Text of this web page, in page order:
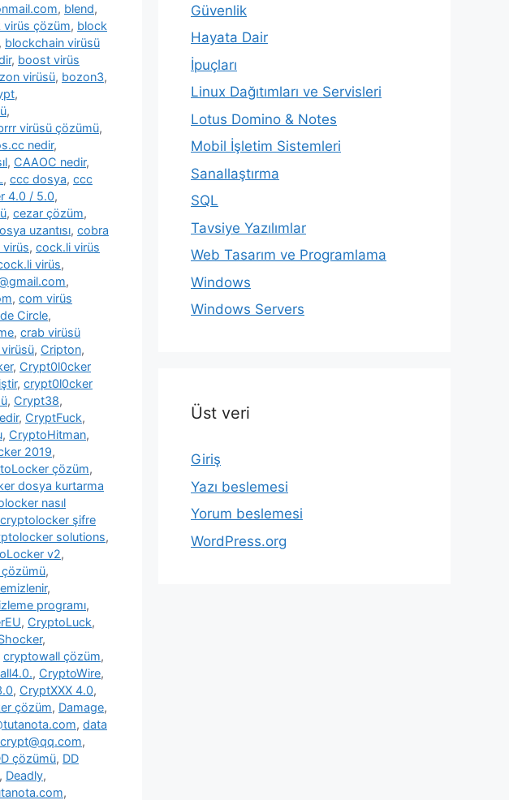
, blend,
virüs çözüm, block
, blockchain virüsü
, boost virüs
virüsü, bozon3,
,
,
virüsü çözümü,
nedir,
, CAAOC nedir,
, ccc dosya, ccc
4.0 / 5.0,
, cezar çözüm,
uzantısı, cobra
, cock.li virüs
virüs,
,
, com virüs
Circle,
, crab virüsü
, Cripton,
, Crypt0l0cker
, crypt0l0cker
, Crypt38,
, CryptFuck,
, CryptoHitman,
2019,
çözüm,
dosya kurtarma
nasıl
cryptolocker şifre
solutions,
v2,
,
,
programı,
, CryptoLuck,
,
cryptowall çözüm,
, CryptoWire,
, CryptXXX 4.0,
çözüm, Damage,
, data
,
çözümü, DD
, Deadly,
,
Güvenlik
Hayata Dair
İpuçları
Linux Dağıtımları ve Servisleri
Lotus Domino & Notes
Mobil İşletim Sistemleri
Sanallaştırma
SQL
Tavsiye Yazılımlar
Web Tasarım ve Programlama
Windows
Windows Servers
Üst veri
Giriş
Yazı beslemesi
Yorum beslemesi
WordPress.org